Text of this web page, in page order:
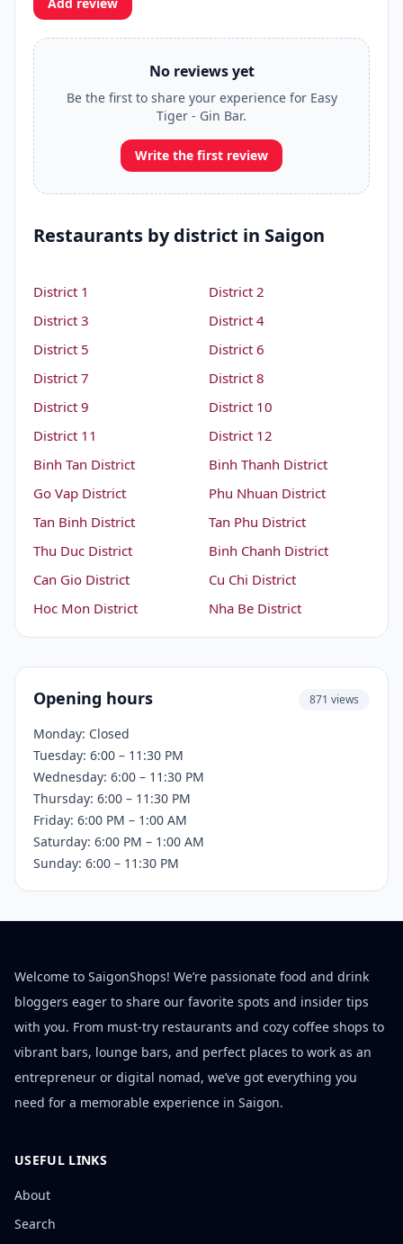
No reviews yet
Be the first to share your experience for Easy
Tiger - Gin Bar.
Write the first review
Restaurants by district in Saigon
District 1
District 2
District 3
District 4
District 5
District 6
District 7
District 8
District 9
District 10
District 11
District 12
Binh Tan District
Binh Thanh District
Go Vap District
Phu Nhuan District
Tan Binh District
Tan Phu District
Thu Duc District
Binh Chanh District
Can Gio District
Cu Chi District
Hoc Mon District
Nha Be District
Opening hours 871 views
Monday: Closed
Tuesday: 6:00 – 11:30 PM
Wednesday: 6:00 – 11:30 PM
Thursday: 6:00 – 11:30 PM
Friday: 6:00 PM – 1:00 AM
Saturday: 6:00 PM – 1:00 AM
Sunday: 6:00 – 11:30 PM
Welcome to SaigonShops! We’re passionate food and drink
bloggers eager to share our favorite spots and insider tips
with you. From must-try restaurants and cozy coffee shops to
vibrant bars, lounge bars, and perfect places to work as an
entrepreneur or digital nomad, we’ve got everything you
need for a memorable experience in Saigon.
USEFUL LINKS
About
Search